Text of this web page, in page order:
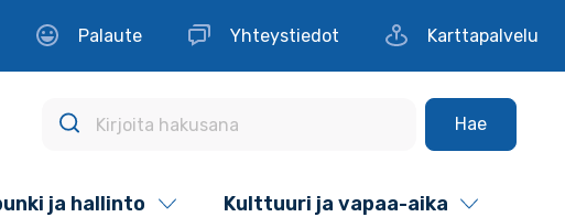
Palaute Yhteystiedot Karttapalvelu
Hae
ja hallinto Kulttuuri ja vapaa-aika